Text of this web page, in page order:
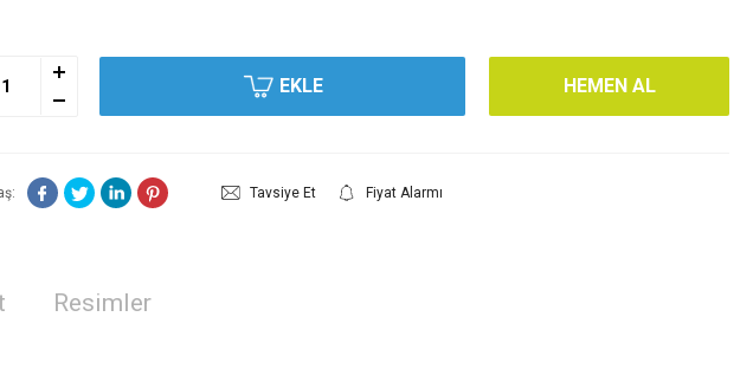
EKLE HEMEN AL
Tavsiye Et Fiyat Alarmı
Resimler